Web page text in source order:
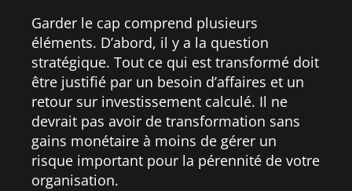
Garder le cap comprend plusieurs
éléments. D’abord, il y a la question
stratégique. Tout ce qui est transformé doit
être justifié par un besoin d’affaires et un
retour sur investissement calculé. Il ne
devrait pas avoir de transformation sans
gains monétaire à moins de gérer un
risque important pour la pérennité de votre
organisation.